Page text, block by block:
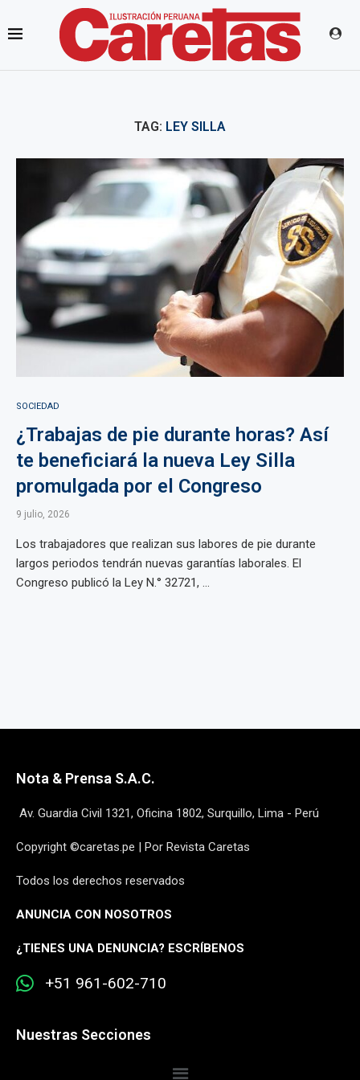
TAG: LEY SILLA
SOCIEDAD
¿Trabajas de pie durante horas? Así
te beneficiará la nueva Ley Silla
promulgada por el Congreso
9 julio, 2026
Los trabajadores que realizan sus labores de pie durante
largos periodos tendrán nuevas garantías laborales. El
Congreso publicó la Ley N.° 32721, ...
Nota & Prensa S.A.C.
Av. Guardia Civil 1321, Oficina 1802, Surquillo, Lima - Perú
Copyright ©caretas.pe | Por Revista Caretas
Todos los derechos reservados
ANUNCIA CON NOSOTROS
¿TIENES UNA DENUNCIA? ESCRÍBENOS
+51 961-602-710
Nuestras Secciones